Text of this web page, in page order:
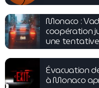
Monaco :
coopération
une tentative
Évacuation
à Monaco